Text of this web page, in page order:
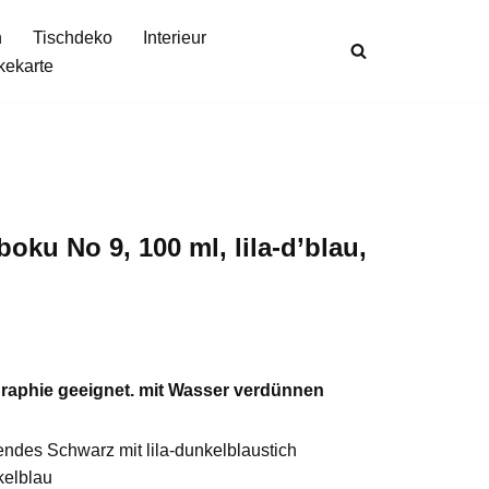
Tischdeko
Interieur
No 9, 100 ml, lila-d’blau,
geeignet. mit Wasser verdünnen
Schwarz mit lila-dunkelblaustich